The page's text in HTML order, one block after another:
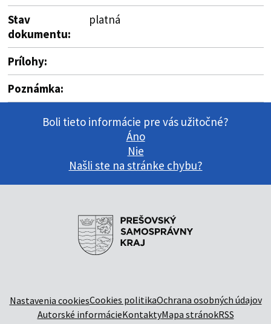
Stav
dokumentu:
platná
Prílohy:
Poznámka:
Boli tieto informácie pre vás užitočné?
Áno
Nie
Našli ste na stránke chybu?
Nastavenia cookiesCookies politikaOchrana osobných údajov
Autorské informácieKontaktyMapa stránokRSS